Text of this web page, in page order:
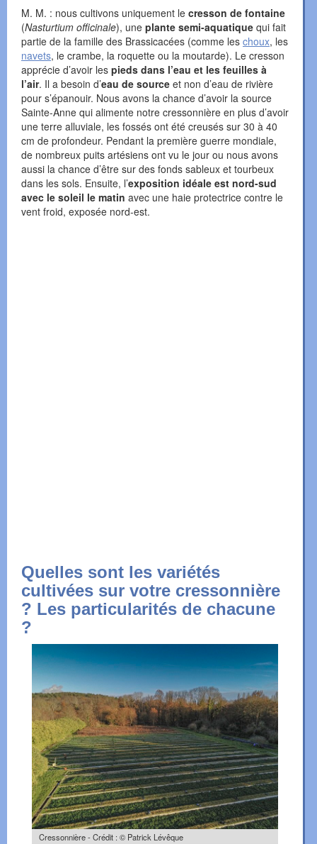
M. M. : nous cultivons uniquement le cresson de fontaine
(Nasturtium officinale), une plante semi-aquatique qui fait
partie de la famille des Brassicacées (comme les choux, les
navets, le crambe, la roquette ou la moutarde). Le cresson
apprécie d’avoir les pieds dans l’eau et les feuilles à
l’air. Il a besoin d’eau de source et non d’eau de rivière
pour s’épanouir. Nous avons la chance d’avoir la source
Sainte-Anne qui alimente notre cressonnière en plus d’avoir
une terre alluviale, les fossés ont été creusés sur 30 à 40
cm de profondeur. Pendant la première guerre mondiale,
de nombreux puits artésiens ont vu le jour ou nous avons
aussi la chance d’être sur des fonds sableux et tourbeux
dans les sols. Ensuite, l’exposition idéale est nord-sud
avec le soleil le matin avec une haie protectrice contre le
vent froid, exposée nord-est.
Quelles sont les variétés
cultivées sur votre cressonnière
? Les particularités de chacune
?
Cressonnière - Crédit : © Patrick Lévêque